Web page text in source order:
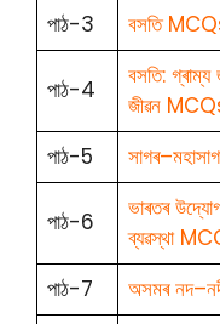
পাঠ-3
বসতি
পাঠ-4
বসতি:
জীৱন
পাঠ-5
পাঠ-6
ভাৰতৰ
ব্যৱস্থা
পাঠ-7
অসমৰ